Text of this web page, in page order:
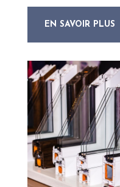
EN SAVOIR PLUS